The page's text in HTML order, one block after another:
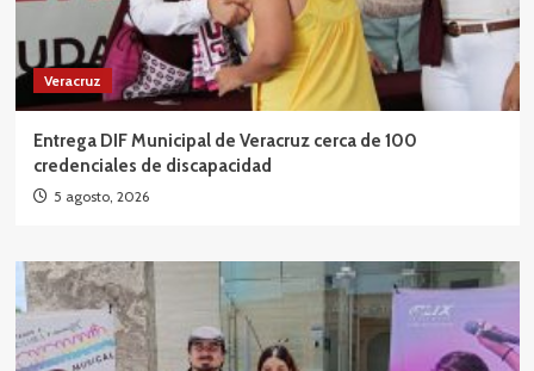
Veracruz
Entrega DIF Municipal de Veracruz cerca de 100
credenciales de discapacidad
5 agosto, 2026